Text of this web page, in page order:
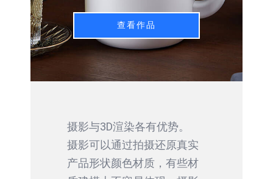
查看作品
摄影与3D渲染各有优势。
摄影可以通过拍摄还原真实
产品形状颜色材质，有些材